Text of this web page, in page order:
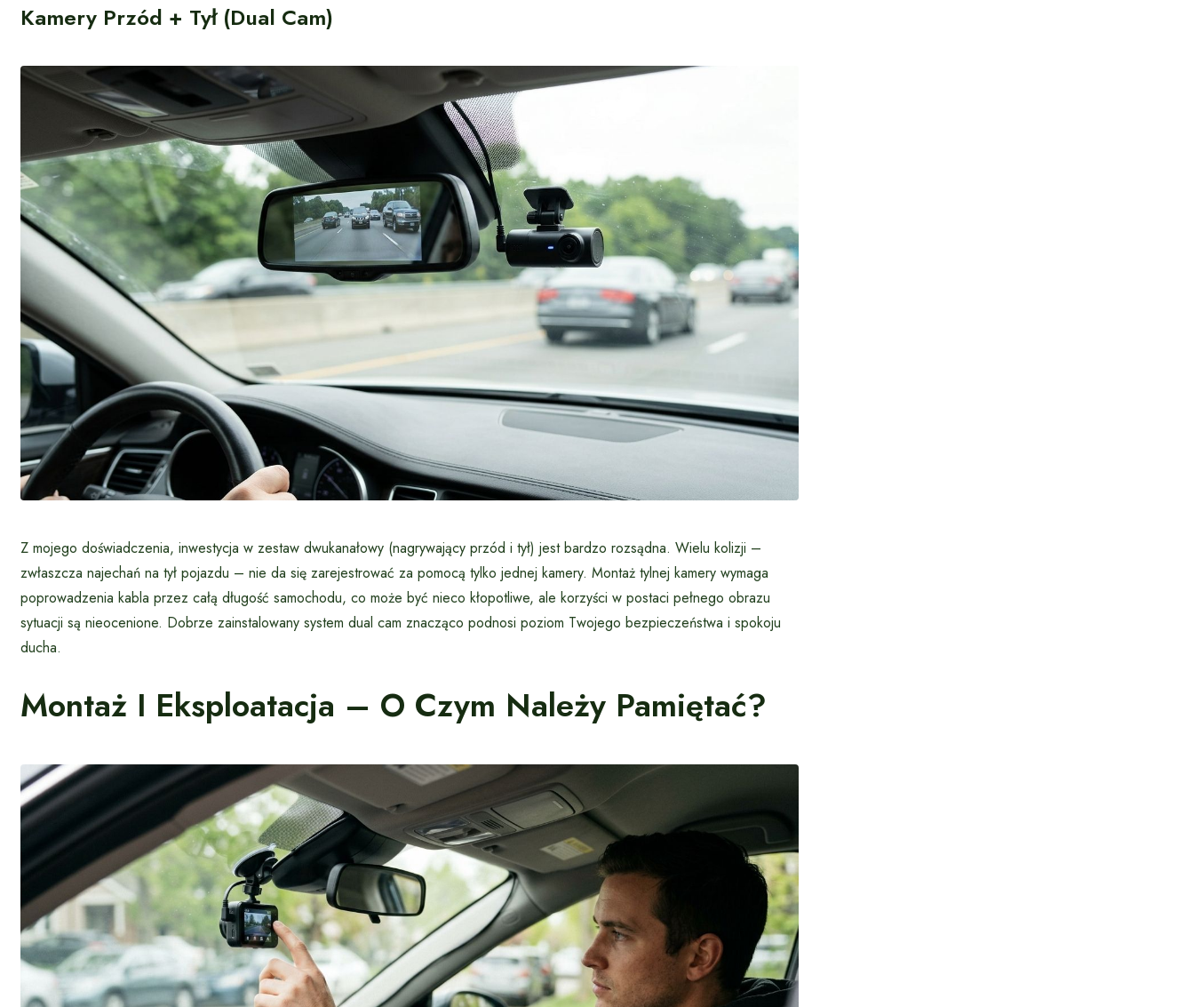
Kamery Przód + Tył (Dual Cam)
Z mojego doświadczenia, inwestycja w zestaw dwukanałowy (nagrywający przód i tył) jest bardzo rozsądna. Wielu kolizji –
zwłaszcza najechań na tył pojazdu – nie da się zarejestrować za pomocą tylko jednej kamery. Montaż tylnej kamery wymaga
poprowadzenia kabla przez całą długość samochodu, co może być nieco kłopotliwe, ale korzyści w postaci pełnego obrazu
sytuacji są nieocenione. Dobrze zainstalowany system dual cam znacząco podnosi poziom Twojego bezpieczeństwa i spokoju
ducha.
Montaż I Eksploatacja – O Czym Należy Pamiętać?